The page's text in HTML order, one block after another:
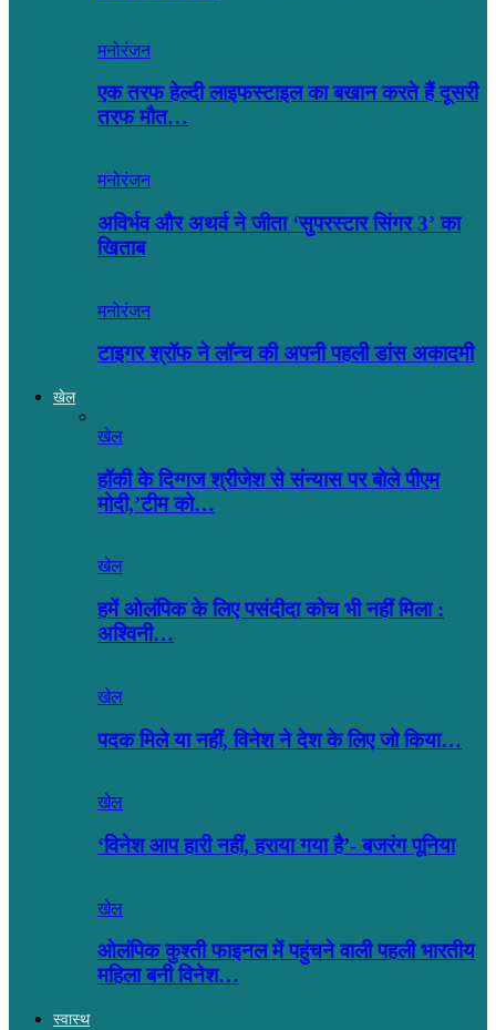
मनोरंजन
एक तरफ हेल्दी लाइफस्टाइल का बखान करते हैं दूसरी
तरफ मौत…
मनोरंजन
अविर्भव और अथर्व ने जीता ‘सुपरस्टार सिंगर 3’ का
खिताब
मनोरंजन
टाइगर श्रॉफ ने लॉन्च की अपनी पहली डांस अकादमी
खेल
खेल
हॉकी के दिग्गज श्रीजेश से संन्यास पर बोले पीएम
मोदी,’टीम को…
खेल
हमें ओलंपिक के लिए पसंदीदा कोच भी नहीं मिला :
अश्विनी…
खेल
पदक मिले या नहीं, विनेश ने देश के लिए जो किया…
खेल
‘विनेश आप हारी नहीं, हराया गया है’- बजरंग पूनिया
खेल
ओलंपिक कुश्ती फाइनल में पहुंचने वाली पहली भारतीय
महिला बनी विनेश…
स्वास्थ